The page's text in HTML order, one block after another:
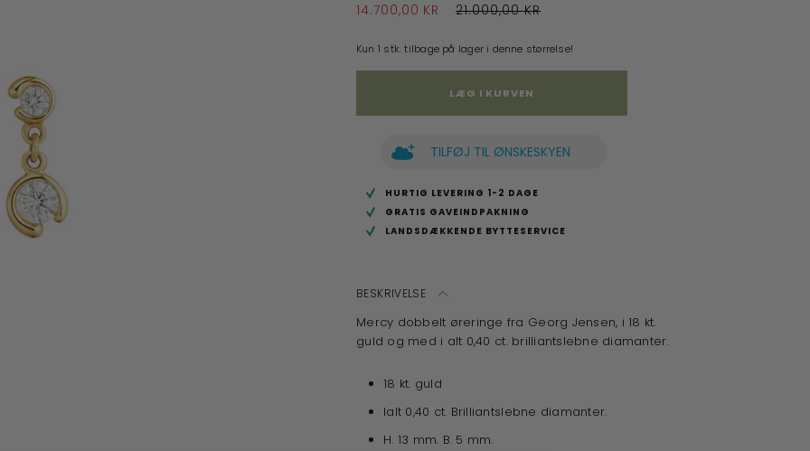
14.700,00 KR
21.000,00 KR
Kun 1 stk. tilbage på lager i denne størrelse!
LÆG I KURVEN
TILFØJ TIL ØNSKESKYEN
HURTIG LEVERING 1-2 DAGE
GRATIS GAVEINDPAKNING
LANDSDÆKKENDE BYTTESERVICE
BESKRIVELSE
Mercy dobbelt øreringe fra Georg Jensen, i 18 kt.
guld og med i alt 0,40 ct. brilliantslebne diamanter.
18 kt. guld
Ialt 0,40 ct. Brilliantslebne diamanter.
H. 13 mm. B. 5 mm.